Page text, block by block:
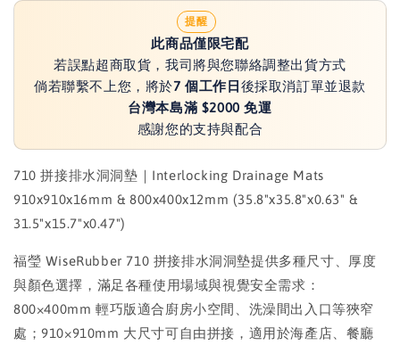
提醒
此商品僅限宅配
若誤點超商取貨，我司將與您聯絡調整出貨方式
倘若聯繫不上您，將於7 個工作日 後採取消訂單並退款
台灣本島滿 $2000 免運
感謝您的支持與配合
710 拼接排水洞洞墊｜Interlocking Drainage Mats
910x910x16mm & 800x400x12mm (35.8"x35.8"x0.63" &
31.5"x15.7"x0.47")
福瑩 WiseRubber 710 拼接排水洞洞墊提供多種尺寸、厚度
與顏色選擇，滿足各種使用場域與視覺安全需求：
800×400mm 輕巧版適合廚房小空間、洗澡間出入口等狹窄
處；910×910mm 大尺寸可自由拼接，適用於海產店、餐廳